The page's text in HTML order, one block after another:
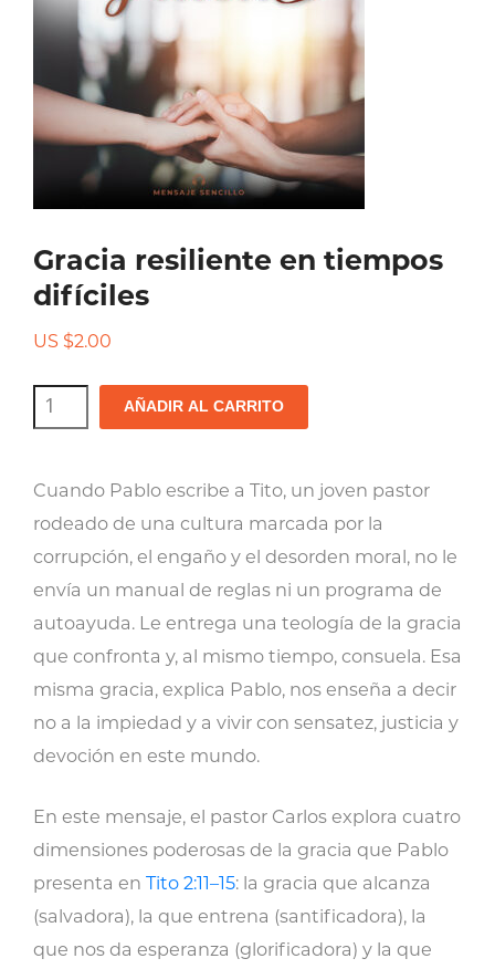
Gracia resiliente en tiempos
difíciles
US $2.00
Gracia
resiliente
cantidad
AÑADIR AL CARRITO
Cuando Pablo escribe a Tito, un joven pastor
rodeado de una cultura marcada por la
corrupción, el engaño y el desorden moral, no le
envía un manual de reglas ni un programa de
autoayuda. Le entrega una teología de la gracia
que confronta y, al mismo tiempo, consuela. Esa
misma gracia, explica Pablo, nos enseña a decir
no a la impiedad y a vivir con sensatez, justicia y
devoción en este mundo.
En este mensaje, el pastor Carlos explora cuatro
dimensiones poderosas de la gracia que Pablo
presenta en Tito 2:11–15: la gracia que alcanza
(salvadora), la que entrena (santificadora), la
que nos da esperanza (glorificadora) y la que